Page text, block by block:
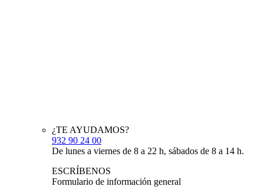
¿TE AYUDAMOS?
932 90 24 00
De lunes a viernes de 8 a 22 h, sábados de 8 a 14 h.
ESCRÍBENOS
Formulario de información general